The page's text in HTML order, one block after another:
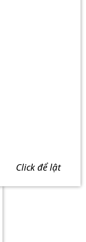
click để lật